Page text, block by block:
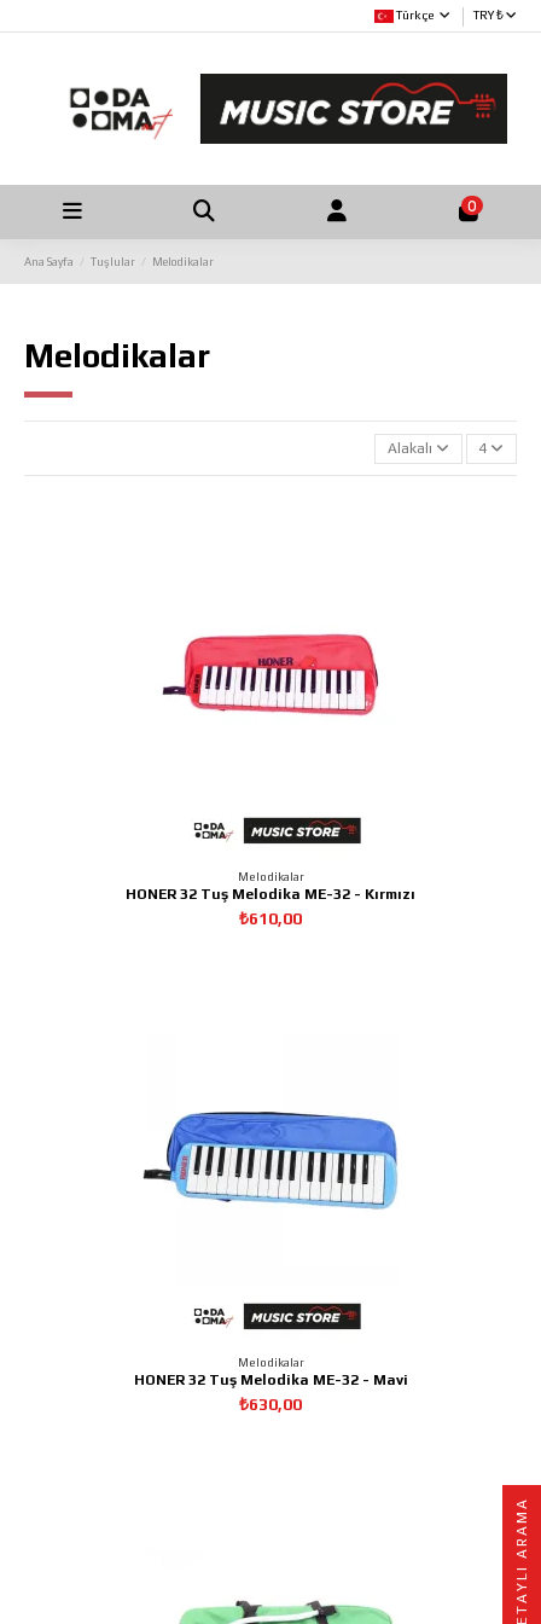
Türkçe TRY ₺
0
Ana Sayfa Tuşlular Melodikalar
Melodikalar
Alakalı 4
Melodikalar
HONER 32 Tuş Melodika ME-32 - Kırmızı
₺610,00
Melodikalar
HONER 32 Tuş Melodika ME-32 - Mavi
₺630,00
A